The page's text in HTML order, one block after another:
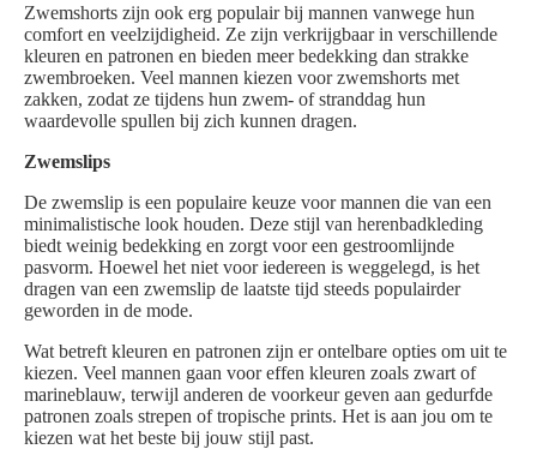
Zwemshorts zijn ook erg populair bij mannen vanwege hun
comfort en veelzijdigheid. Ze zijn verkrijgbaar in verschillende
kleuren en patronen en bieden meer bedekking dan strakke
zwembroeken. Veel mannen kiezen voor zwemshorts met
zakken, zodat ze tijdens hun zwem- of stranddag hun
waardevolle spullen bij zich kunnen dragen.
Zwemslips
De zwemslip is een populaire keuze voor mannen die van een
minimalistische look houden. Deze stijl van herenbadkleding
biedt weinig bedekking en zorgt voor een gestroomlijnde
pasvorm. Hoewel het niet voor iedereen is weggelegd, is het
dragen van een zwemslip de laatste tijd steeds populairder
geworden in de mode.
Wat betreft kleuren en patronen zijn er ontelbare opties om uit te
kiezen. Veel mannen gaan voor effen kleuren zoals zwart of
marineblauw, terwijl anderen de voorkeur geven aan gedurfde
patronen zoals strepen of tropische prints. Het is aan jou om te
kiezen wat het beste bij jouw stijl past.